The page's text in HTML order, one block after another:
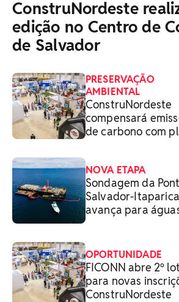
ConstruNordeste
edição no Centro de
de Salvador
PRESERVAÇÃO
AMBIENTAL
ConstruNordeste
compensará
de carbono com
NOVA ETAPA
Sondagem da
Salvador-Itaparica
avança para
OPORTUNIDADE
FICONN abre 2º
para novas
ConstruNordeste